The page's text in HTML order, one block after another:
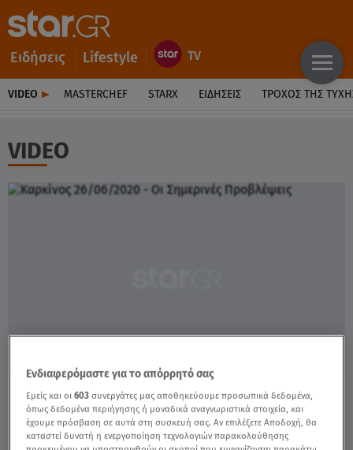
Ειδήσεις Lifestyle
VIDEO MASTERCHEF STARX ΕΙΔΉΣΕΙΣ ΤΡΟΧΌΣ ΤΗΣ
VIDEO
Καρκίνος 26/06/2020 - Οι Σημερινές
Προβλέψεις - Video
Ενδιαφερόμαστε για το απόρρητό σας
Εμείς και οι603 συνεργάτες μας αποθηκεύουμε προσωπικά δεδομένα,
όπως δεδομένα περιήγησης ή μοναδικά αναγνωριστικά στοιχεία, και
έχουμε πρόσβαση σε αυτά στη συσκευή σας. Αν επιλέξετε Αποδοχή, θα
καταστεί δυνατή η ενεργοποίηση τεχνολογιών παρακολούθησης